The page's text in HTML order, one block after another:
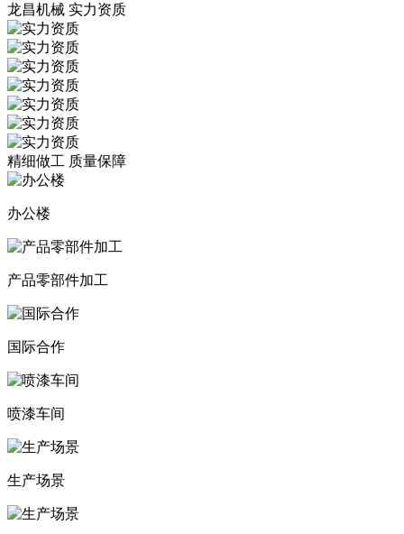
龙昌机械 实力资质
精细做工 质量保障
办公楼
产品零部件加工
国际合作
喷漆车间
生产场景